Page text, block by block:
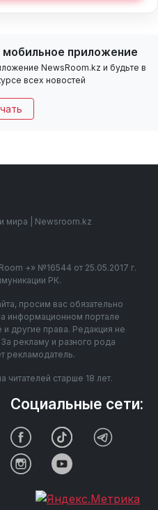
приложение
NewsRoom.kz и будьте в
всех новостей
мира | Newsroom.kz
+» №16544 от 25.05.2017 г.
РК.
просим вас обязательно
информационном портале
другие права. Редакция не
рекламу и разного рода
рекламодатель.
читателей старше 18 лет.
Социальные сети: